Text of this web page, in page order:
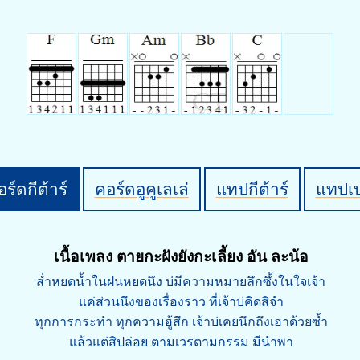
ร์ดกีต้าร์ คอร์ดอูคูเลเล่ แทปกีต้าร์ แทปเ
เนื้อเพลง ตายกะฝังยังกะเลี้ยง อัน ละน้อ
ส่ำหยดน้ำในฝนหยดนึง บ่มีความหมายลึกซึ้งในใจเจ้า
แค่ส่วนนึงของเรื่องราว ที่เจ้าบ่คิดสิจำ
ทุกการกระทำ ทุกความฮู้สึก เจ้าบ่เคยนึกถึงเฮาด้วยซ้ำ
แล้วแต่สิปล่อย ตามเวรตามกรรม มีนำพา